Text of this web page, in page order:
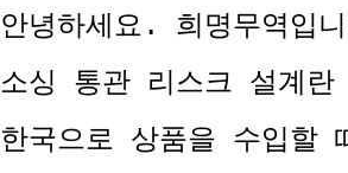
안녕하세요. 희명무역입
소싱 통관 리스크 설계란
한국으로 상품을 수입할